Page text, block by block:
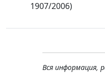
1907/2006)
Вся информация,